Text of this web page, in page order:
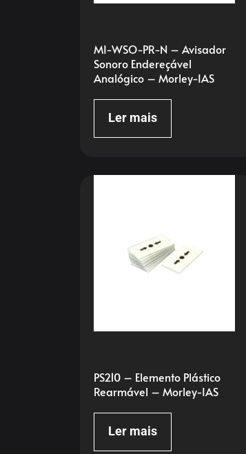
MI-WSO-PR-N – Avisador
Sonoro Endereçável
Analógico – Morley-IAS
Ler mais
PS210 – Elemento Plástico
Rearmável – Morley-IAS
Ler mais